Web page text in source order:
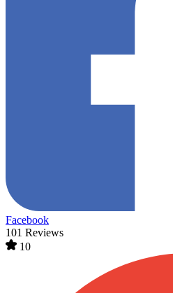
Facebook
101 Reviews
10